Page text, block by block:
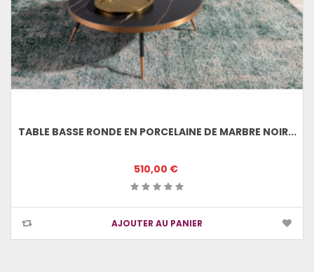
TABLE BASSE RONDE EN PORCELAINE DE MARBRE NOIR...
510,00 €
AJOUTER AU PANIER